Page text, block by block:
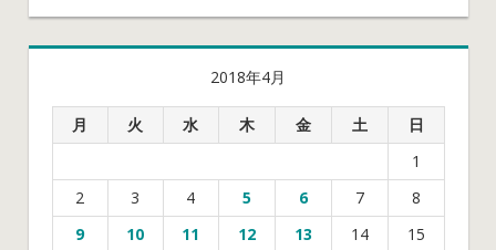
2018年4月
月 火 水 木 金 土
日
1
2
3 4 5 6 7
8
9
10 11 12 13 14
15